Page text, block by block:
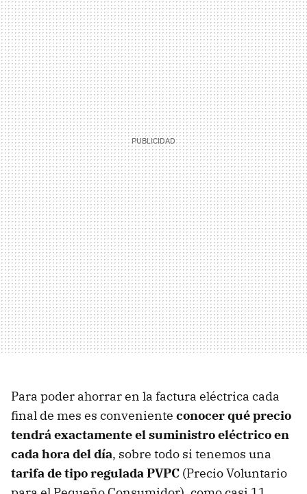
Para poder ahorrar en la factura eléctrica cada
final de mes es conveniente conocer qué precio
tendrá exactamente el suministro eléctrico en
cada hora del día, sobre todo si tenemos una
tarifa de tipo regulada PVPC (Precio Voluntario